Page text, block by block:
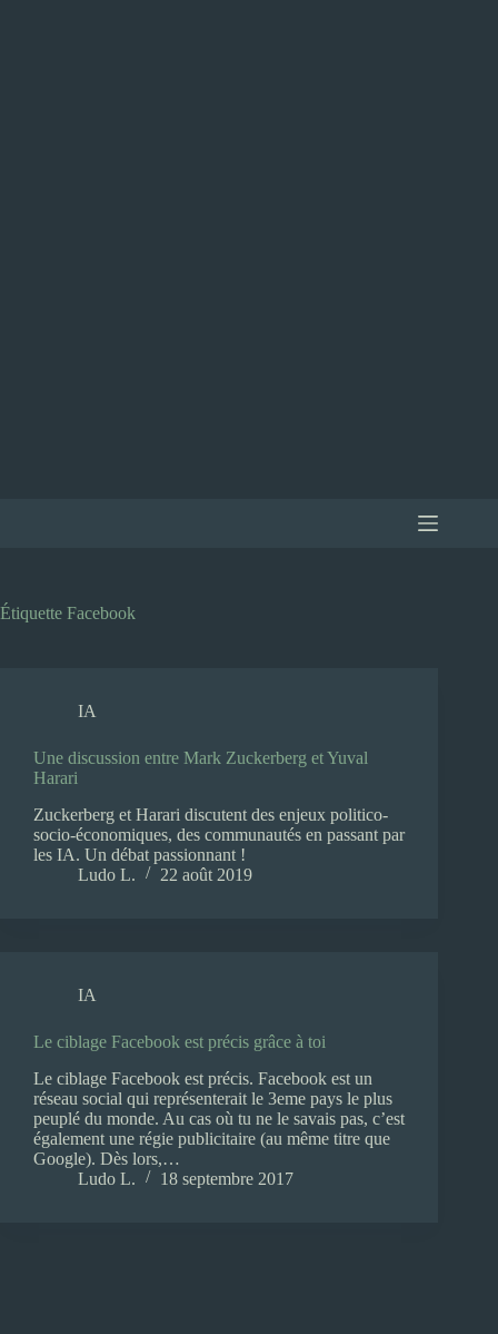
Étiquette Facebook
IA
Une discussion entre Mark Zuckerberg et Yuval
Harari
Zuckerberg et Harari discutent des enjeux politico-
socio-économiques, des communautés en passant par
les IA. Un débat passionnant !
Ludo L.
22 août 2019
IA
Le ciblage Facebook est précis grâce à toi
Le ciblage Facebook est précis. Facebook est un
réseau social qui représenterait le 3eme pays le plus
peuplé du monde. Au cas où tu ne le savais pas, c’est
également une régie publicitaire (au même titre que
Google). Dès lors,…
Ludo L.
18 septembre 2017